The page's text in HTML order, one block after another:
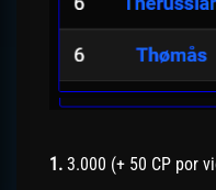
1. 3.000 (+ 50 CP por